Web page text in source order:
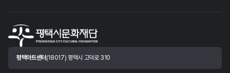
평택아트센터 (18017) 평택시 고덕로 310